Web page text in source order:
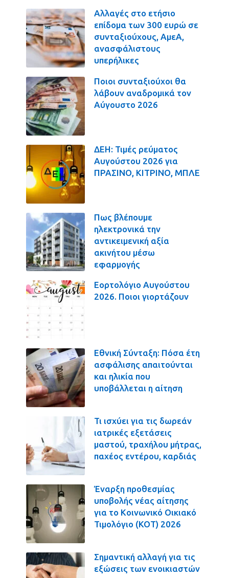
Αλλαγές στο ετήσιο
επίδομα των 300 ευρώ σε
συνταξιούχους, ΑμεΑ,
ανασφάλιστους
υπερήλικες
Ποιοι συνταξιούχοι θα
λάβουν αναδρομικά τον
Αύγουστο 2026
ΔΕΗ: Τιμές ρεύματος
Αυγούστου 2026 για
ΠΡΑΣΙΝΟ, ΚΙΤΡΙΝΟ, ΜΠΛΕ
Πως βλέπουμε
ηλεκτρονικά την
αντικειμενική αξία
ακινήτου μέσω
εφαρμογής
Εορτολόγιο Αυγούστου
2026. Ποιοι γιορτάζουν
Εθνική Σύνταξη: Πόσα έτη
ασφάλισης απαιτούνται
και ηλικία που
υποβάλλεται η αίτηση
Τι ισχύει για τις δωρεάν
ιατρικές εξετάσεις
μαστού, τραχήλου μήτρας,
παχέος εντέρου, καρδιάς
Έναρξη προθεσμίας
υποβολής νέας αίτησης
για το Κοινωνικό Οικιακό
Τιμολόγιο (ΚΟΤ) 2026
Σημαντική αλλαγή για τις
εξώσεις των ενοικιαστών